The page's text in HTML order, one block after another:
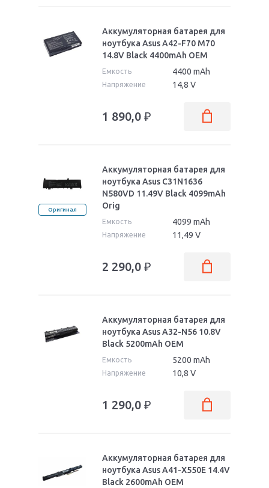
Аккумуляторная батарея для
ноутбука Asus A42-F70 M70
14.8V Black 4400mAh OEM
Емкость 4400 mAh
Напряжение 14,8 V
1 890,0 ₽
Оригинал
Аккумуляторная батарея для
ноутбука Asus C31N1636
N580VD 11.49V Black 4099mAh
Orig
Емкость 4099 mAh
Напряжение 11,49 V
2 290,0 ₽
Аккумуляторная батарея для
ноутбука Asus A32-N56 10.8V
Black 5200mAh OEM
Емкость 5200 mAh
Напряжение 10,8 V
1 290,0 ₽
Аккумуляторная батарея для
ноутбука Asus A41-X550E 14.4V
Black 2600mAh OEM